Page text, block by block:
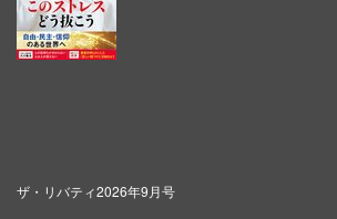
ザ・リバティ2026年9月号